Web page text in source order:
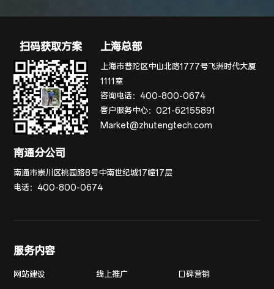
扫码获取方案 上海总部
上海市普陀区中山北路1777号飞洲时代大厦
1111室
咨询电话：400-800-0674
客户服务中心：021-62155891
Market@zhutengtech.com
南通分公司
南通市崇川区桃园路8号中南世纪城17幢17层
电话：400-800-0674
服务内容
网站建设 线上推广 口碑营销